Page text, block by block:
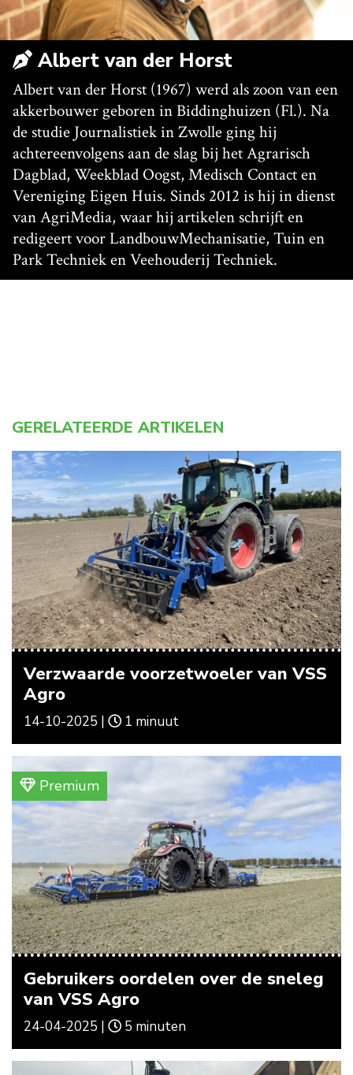
Albert van der Horst
Albert van der Horst (1967) werd als zoon van een
akkerbouwer geboren in Biddinghuizen (Fl.). Na
de studie Journalistiek in Zwolle ging hij
achtereenvolgens aan de slag bij het Agrarisch
Dagblad, Weekblad Oogst, Medisch Contact en
Vereniging Eigen Huis. Sinds 2012 is hij in dienst
van AgriMedia, waar hij artikelen schrijft en
redigeert voor LandbouwMechanisatie, Tuin en
Park Techniek en Veehouderij Techniek.
GERELATEERDE ARTIKELEN
Verzwaarde voorzetwoeler van VSS
Agro
14-10-2025 | 1 minuut
Premium
Gebruikers oordelen over de sneleg
van VSS Agro
24-04-2025 | 5 minuten